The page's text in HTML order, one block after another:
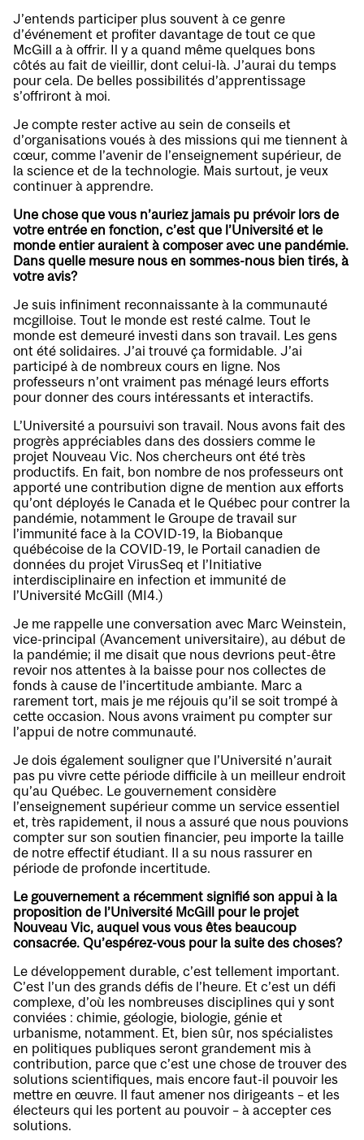
J’entends participer plus souvent à ce genre
d’événement et profiter davantage de tout ce que
McGill a à offrir. Il y a quand même quelques bons
côtés au fait de vieillir, dont celui-là. J’aurai du temps
pour cela. De belles possibilités d’apprentissage
s’offriront à moi.
Je compte rester active au sein de conseils et
d’organisations voués à des missions qui me tiennent à
cœur, comme l’avenir de l’enseignement supérieur, de
la science et de la technologie. Mais surtout, je veux
continuer à apprendre.
Une chose que vous n’auriez jamais pu prévoir lors de
votre entrée en fonction, c’est que l’Université et le
monde entier auraient à composer avec une pandémie.
Dans quelle mesure nous en sommes-nous bien tirés, à
votre avis?
Je suis infiniment reconnaissante à la communauté
mcgilloise. Tout le monde est resté calme. Tout le
monde est demeuré investi dans son travail. Les gens
ont été solidaires. J’ai trouvé ça formidable. J’ai
participé à de nombreux cours en ligne. Nos
professeurs n’ont vraiment pas ménagé leurs efforts
pour donner des cours intéressants et interactifs.
L’Université a poursuivi son travail. Nous avons fait des
progrès appréciables dans des dossiers comme le
projet Nouveau Vic. Nos chercheurs ont été très
productifs. En fait, bon nombre de nos professeurs ont
apporté une contribution digne de mention aux efforts
qu’ont déployés le Canada et le Québec pour contrer la
pandémie, notamment le Groupe de travail sur
l’immunité face à la COVID-19, la Biobanque
québécoise de la COVID-19, le Portail canadien de
données du projet VirusSeq et l’Initiative
interdisciplinaire en infection et immunité de
l’Université McGill (MI4.)
Je me rappelle une conversation avec Marc Weinstein,
vice-principal (Avancement universitaire), au début de
la pandémie; il me disait que nous devrions peut-être
revoir nos attentes à la baisse pour nos collectes de
fonds à cause de l’incertitude ambiante. Marc a
rarement tort, mais je me réjouis qu’il se soit trompé à
cette occasion. Nous avons vraiment pu compter sur
l’appui de notre communauté.
Je dois également souligner que l’Université n’aurait
pas pu vivre cette période difficile à un meilleur endroit
qu’au Québec. Le gouvernement considère
l’enseignement supérieur comme un service essentiel
et, très rapidement, il nous a assuré que nous pouvions
compter sur son soutien financier, peu importe la taille
de notre effectif étudiant. Il a su nous rassurer en
période de profonde incertitude.
Le gouvernement a récemment signifié son appui à la
proposition de l’Université McGill pour le projet
Nouveau Vic, auquel vous vous êtes beaucoup
consacrée. Qu’espérez-vous pour la suite des choses?
Le développement durable, c’est tellement important.
C’est l’un des grands défis de l’heure. Et c’est un défi
complexe, d’où les nombreuses disciplines qui y sont
conviées : chimie, géologie, biologie, génie et
urbanisme, notamment. Et, bien sûr, nos spécialistes
en politiques publiques seront grandement mis à
contribution, parce que c’est une chose de trouver des
solutions scientifiques, mais encore faut-il pouvoir les
mettre en œuvre. Il faut amener nos dirigeants – et les
électeurs qui les portent au pouvoir – à accepter ces
solutions.